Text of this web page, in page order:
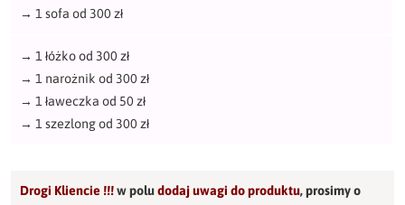
→ 1 sofa od 300 zł
→ 1 łóżko od 300 zł
→ 1 narożnik od 300 zł
→ 1 ławeczka od 50 zł
→ 1 szezlong od 300 zł
Drogi Kliencie !!!w poludodaj uwagi do produktu,prosimy o